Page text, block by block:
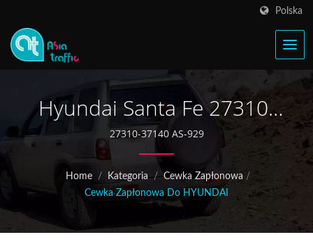
Polska
Hyundai Santa Fe 27310-
37140 Cewka Zapłonowa
27310-37140 AS-929
Home / Kategoria / Cewka Zapłonowa /
Cewka Zapłonowa Do HYUNDAI